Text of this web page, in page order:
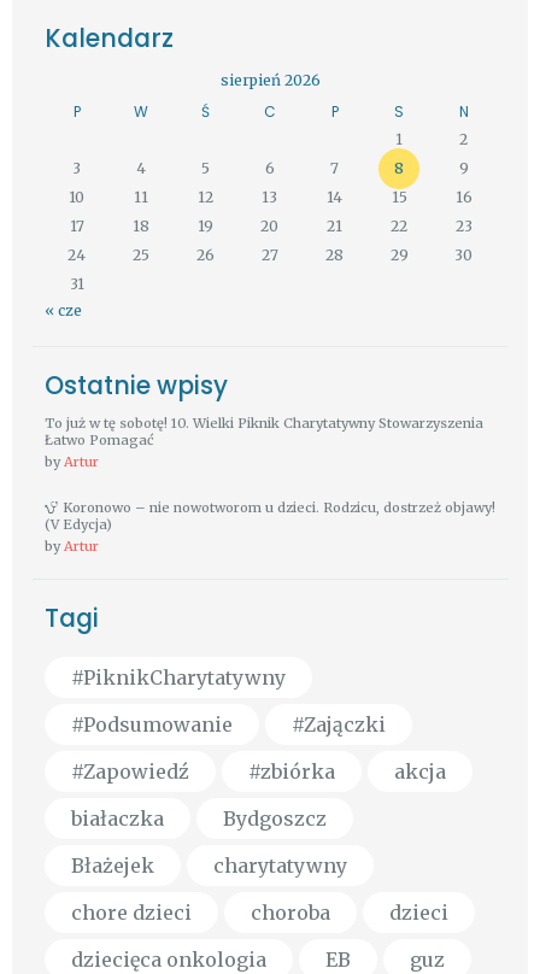
Kalendarz
sierpień 2026
P W Ś C P S N
1
2
3
4 5 6 7 8
9
10
11 12 13 14 15
16
17
18 19 20 21 22
23
24
25 26 27 28 29
30
31
« cze
Ostatnie wpisy
To już w tę sobotę! 10. Wielki Piknik Charytatywny Stowarzyszenia
Łatwo Pomagać
byArtur
Koronowo – nie nowotworom u dzieci. Rodzicu, dostrzeż objawy!
(V Edycja)
by Artur
Tagi
#PiknikCharytatywny
#Podsumowanie
#Zajączki
#Zapowiedź
#zbiórka
akcja
białaczka
Bydgoszcz
Błażejek
charytatywny
chore dzieci
choroba
dzieci
dziecięca onkologia
EB
guz